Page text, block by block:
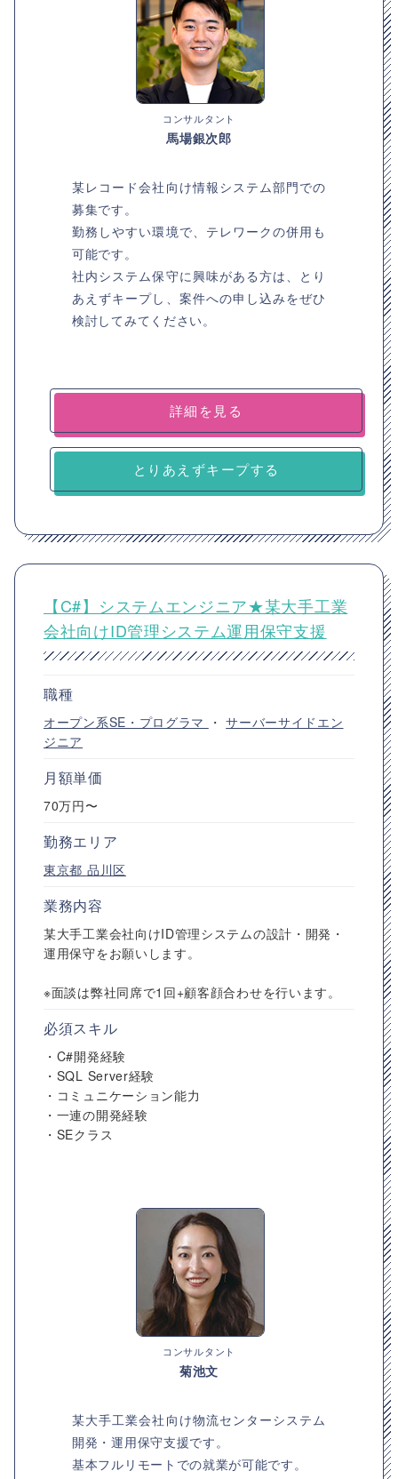
コンサルタント
馬場銀次郎
某レコード会社向け情報システム部門での
募集です。
勤務しやすい環境で、テレワークの併用も
可能です。
社内システム保守に興味がある方は、とり
あえずキープし、案件への申し込みをぜひ
検討してみてください。
詳細を見る
とりあえずキープする
【C#】システムエンジニア★某大手工業
会社向けID管理システム運用保守支援
職種
オープン系SE・プログラマ ・サーバーサイドエン
ジニア
月額単価
70万円〜
勤務エリア
東京都 品川区
業務内容
某大手工業会社向けID管理システムの設計・開発・
運用保守をお願いします。
※面談は弊社同席で1回+顧客顔合わせを行います。
必須スキル
・C#開発経験
・SQL Server経験
・コミュニケーション能力
・一連の開発経験
・SEクラス
コンサルタント
菊池文
某大手工業会社向け物流センターシステム
開発・運用保守支援です。
基本フルリモートでの就業が可能です。